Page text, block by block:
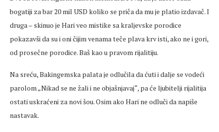
bogatiji za bar 20 mil USD koliko se priča da mu je platio izdavač. I
druga – skinuo je Hari veo mistike sa kraljevske porodice
pokazavši da su i oni čijim venama teče plava krv isti, ako ne i gori,
od prosečne porodice. Baš kao u pravom rijalitiju.
Na sreću, Bakingemska palata je odlučila da ćuti i dalje se vodeći
parolom „Nikad se ne žali i ne objašnjavaj“, pa će ljubitelji rijalitija
ostati uskraćeni za novi šou. Osim ako Hari ne odluči da napiše
nastavak.